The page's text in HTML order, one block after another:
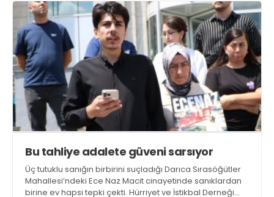
Bu tahliye adalete güveni sarsıyor
Üç tutuklu sanığın birbirini suçladığı Darıca Sırasöğütler
Mahallesi’ndeki Ece Naz Macit cinayetinde sanıklardan
birine ev hapsi tepki çekti. Hürriyet ve İstikbal Derneği